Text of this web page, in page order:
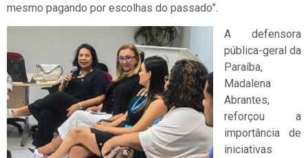
mesmo pagando por escolhas do passado”.
A defensora
pública-geral da
Paraíba,
Madalena
Abrantes,
reforçou a
importância de
iniciativas